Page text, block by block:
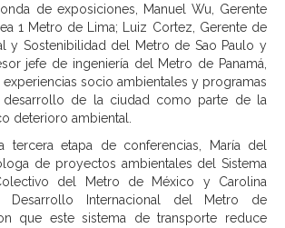
de exposiciones, Manuel Wu, Gerente
1 Metro de Lima; Luiz Cortez, Gerente de
y Sostenibilidad del Metro de Sao Paulo y
jefe de ingeniería del Metro de Panamá,
socio ambientales y programas
de la ciudad como parte de la
deterioro ambiental.
tercera etapa de conferencias, María del
de proyectos ambientales del Sistema
del Metro de México y Carolina
Desarrollo Internacional del Metro de
que este sistema de transporte reduce